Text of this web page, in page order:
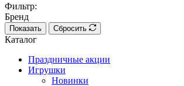
Фильтр:
Бренд
Показать Сбросить
Каталог
Праздничные акции
Игрушки
Новинки